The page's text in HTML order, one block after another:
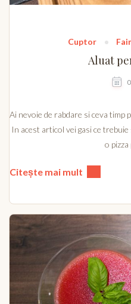
Cuptor
Aluat
Ai nevoie de rabdare si ceva timp
In acest articol vei gasi ce
o
Citește mai mult